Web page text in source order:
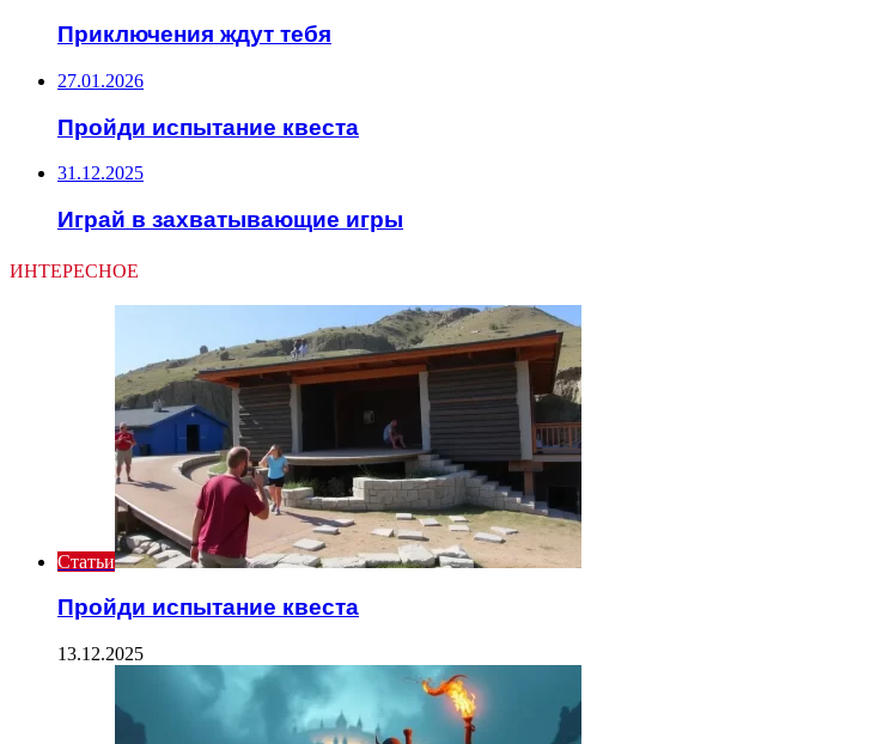
Приключения ждут тебя
27.01.2026
Пройди испытание квеста
31.12.2025
Играй в захватывающие игры
ИНТЕРЕСНОЕ
Статьи
Пройди испытание квеста
13.12.2025